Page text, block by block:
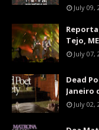
July 09,
Tejo,
July 07,
Dead
Janeiro
July 02,